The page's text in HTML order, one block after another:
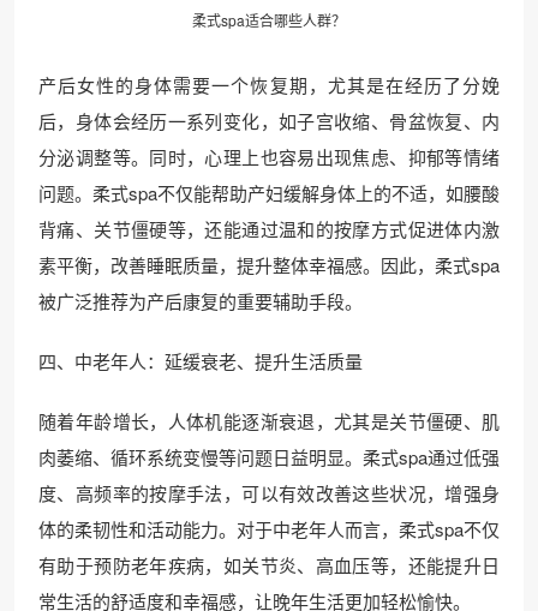
柔式spa适合哪些人群？
产后女性的身体需要一个恢复期，尤其是在经历了分娩
后，身体会经历一系列变化，如子宫收缩、骨盆恢复、内
分泌调整等。同时，心理上也容易出现焦虑、抑郁等情绪
问题。柔式spa不仅能帮助产妇缓解身体上的不适，如腰酸
背痛、关节僵硬等，还能通过温和的按摩方式促进体内激
素平衡，改善睡眠质量，提升整体幸福感。因此，柔式spa
被广泛推荐为产后康复的重要辅助手段。
四、中老年人：延缓衰老、提升生活质量
随着年龄增长，人体机能逐渐衰退，尤其是关节僵硬、肌
肉萎缩、循环系统变慢等问题日益明显。柔式spa通过低强
度、高频率的按摩手法，可以有效改善这些状况，增强身
体的柔韧性和活动能力。对于中老年人而言，柔式spa不仅
有助于预防老年疾病，如关节炎、高血压等，还能提升日
常生活的舒适度和幸福感，让晚年生活更加轻松愉快。